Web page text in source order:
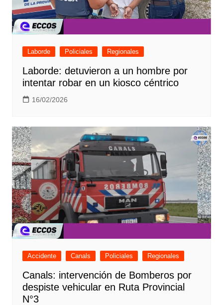
Laborde Policiales Regionales
Laborde: detuvieron a un hombre por
intentar robar en un kiosco céntrico
16/02/2026
Accidente Canals Policiales Regionales
Canals: intervención de Bomberos por
despiste vehicular en Ruta Provincial
N°3